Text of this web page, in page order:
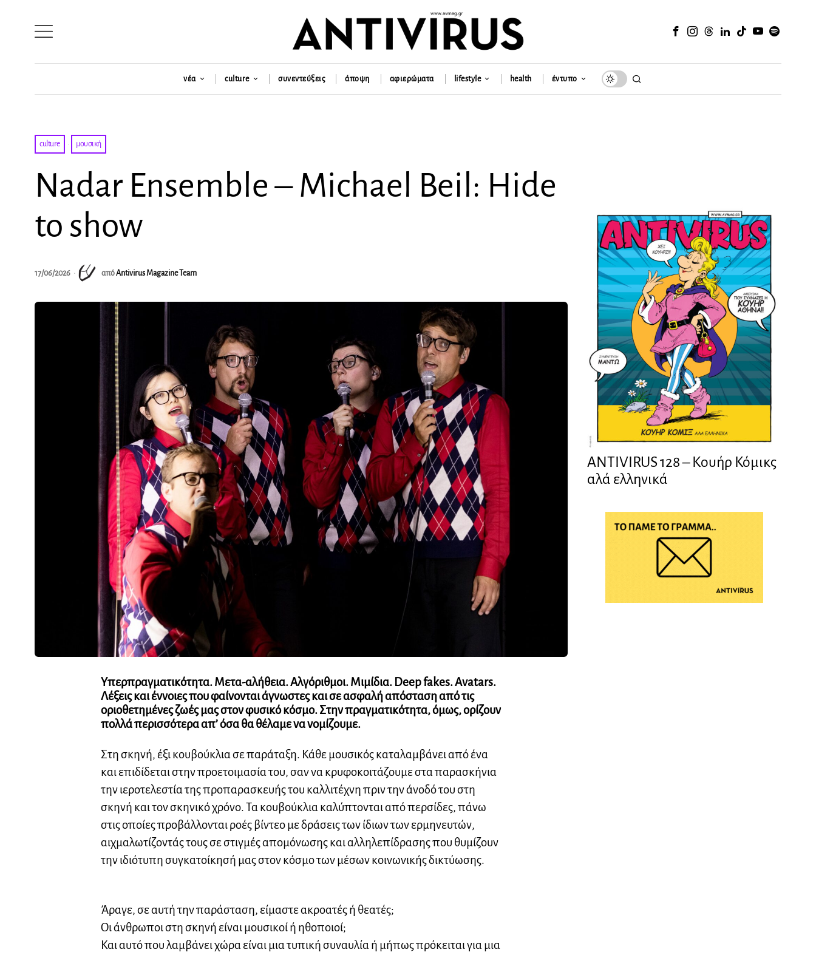
νέα culture συνεντεύξεις άποψη αφιερώματα lifestyle health έντυπο
culture · μουσική
Nadar Ensemble – Michael Beil: Hide
to show
17/06/2026 απόAntivirus Magazine Team
Υπερπραγματικότητα. Μετα-αλήθεια. Αλγόριθμοι. Μιμίδια. Deep fakes. Avatars.
Λέξεις και έννοιες που φαίνονται άγνωστες και σε ασφαλή απόσταση από τις
οριοθετημένες ζωές μας στον φυσικό κόσμο. Στην πραγματικότητα, όμως, ορίζουν
πολλά περισσότερα απ’ όσα θα θέλαμε να νομίζουμε.
Στη σκηνή, έξι κουβούκλια σε παράταξη. Κάθε μουσικός καταλαμβάνει από ένα
και επιδίδεται στην προετοιμασία του, σαν να κρυφοκοιτάζουμε στα παρασκήνια
την ιεροτελεστία της προπαρασκευής του καλλιτέχνη πριν την άνοδό του στη
σκηνή και τον σκηνικό χρόνο. Τα κουβούκλια καλύπτονται από περσίδες, πάνω
στις οποίες προβάλλονται ροές βίντεο με δράσεις των ίδιων των ερμηνευτών,
αιχμαλωτίζοντάς τους σε στιγμές απομόνωσης και αλληλεπίδρασης που θυμίζουν
την ιδιότυπη συγκατοίκησή μας στον κόσμο των μέσων κοινωνικής δικτύωσης.
Άραγε, σε αυτή την παράσταση, είμαστε ακροατές ή θεατές;
Οι άνθρωποι στη σκηνή είναι μουσικοί ή ηθοποιοί;
Και αυτό που λαμβάνει χώρα είναι μια τυπική συναυλία ή μήπως πρόκειται για μια
ANTIVIRUS 128 – Kουήρ Κόμικς
αλά ελληνικά